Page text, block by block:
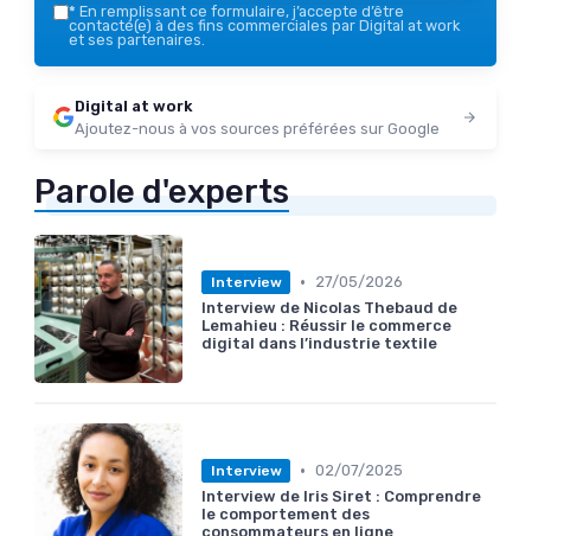
* En remplissant ce formulaire, j’accepte d’être
contacté(e) à des fins commerciales par Digital at work
et ses partenaires.
Digital at work
Ajoutez-nous à vos sources préférées sur Google
Parole d'experts
Interview •
27/05/2026
Interview de Nicolas Thebaud de
Lemahieu : Réussir le commerce
digital dans l’industrie textile
Interview • 02/07/2025
Interview de Iris Siret : Comprendre
le comportement des
consommateurs en ligne